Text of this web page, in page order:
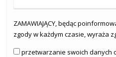
ZAMAWIAJĄCY, będąc
zgody w każdym czasie, wyraża
przetwarzanie swoich danych